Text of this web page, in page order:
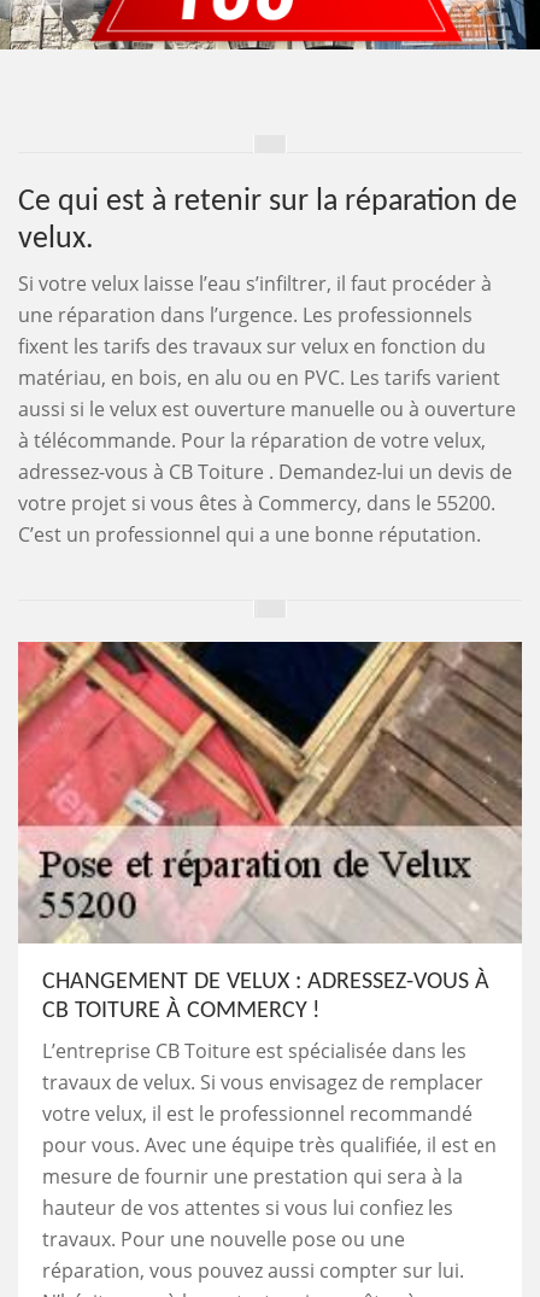
Ce qui est à retenir sur la réparation de
velux.
Si votre velux laisse l’eau s’infiltrer, il faut procéder à
une réparation dans l’urgence. Les professionnels
fixent les tarifs des travaux sur velux en fonction du
matériau, en bois, en alu ou en PVC. Les tarifs varient
aussi si le velux est ouverture manuelle ou à ouverture
à télécommande. Pour la réparation de votre velux,
adressez-vous à CB Toiture . Demandez-lui un devis de
votre projet si vous êtes à Commercy, dans le 55200.
C’est un professionnel qui a une bonne réputation.
CHANGEMENT DE VELUX : ADRESSEZ-VOUS À
CB TOITURE À COMMERCY !
L’entreprise CB Toiture est spécialisée dans les
travaux de velux. Si vous envisagez de remplacer
votre velux, il est le professionnel recommandé
pour vous. Avec une équipe très qualifiée, il est en
mesure de fournir une prestation qui sera à la
hauteur de vos attentes si vous lui confiez les
travaux. Pour une nouvelle pose ou une
réparation, vous pouvez aussi compter sur lui.